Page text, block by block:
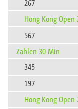
267
Hong Kong Open
567
Zahlen 30 Min
345
197
Hong Kong Open